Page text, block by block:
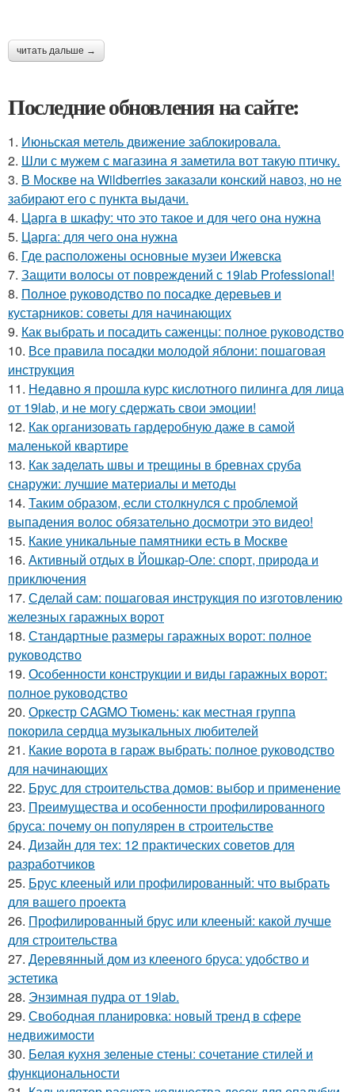
читать дальше →
Последние обновления на сайте:
1. Июньская метель движение заблокировала.
2. Шли с мужем с магазина я заметила вот такую птичку.
3. В Москве на Wildberries заказали конский навоз, но не
забирают его с пункта выдачи.
4. Царга в шкафу: что это такое и для чего она нужна
5. Царга: для чего она нужна
6. Где расположены основные музеи Ижевска
7. Защити волосы от повреждений с 19lab Professional!
8. Полное руководство по посадке деревьев и
кустарников: советы для начинающих
9. Как выбрать и посадить саженцы: полное руководство
10. Все правила посадки молодой яблони: пошаговая
инструкция
11. Недавно я прошла курс кислотного пилинга для лица
от 19lab, и не могу сдержать свои эмоции!
12. Как организовать гардеробную даже в самой
маленькой квартире
13. Как заделать швы и трещины в бревнах сруба
снаружи: лучшие материалы и методы
14. Таким образом, если столкнулся с проблемой
выпадения волос обязательно досмотри это видео!
15. Какие уникальные памятники есть в Москве
16. Активный отдых в Йошкар-Оле: спорт, природа и
приключения
17. Сделай сам: пошаговая инструкция по изготовлению
железных гаражных ворот
18. Стандартные размеры гаражных ворот: полное
руководство
19. Особенности конструкции и виды гаражных ворот:
полное руководство
20. Оркестр CAGMO Тюмень: как местная группа
покорила сердца музыкальных любителей
21. Какие ворота в гараж выбрать: полное руководство
для начинающих
22. Брус для строительства домов: выбор и применение
23. Преимущества и особенности профилированного
бруса: почему он популярен в строительстве
24. Дизайн для тех: 12 практических советов для
разработчиков
25. Брус клееный или профилированный: что выбрать
для вашего проекта
26. Профилированный брус или клееный: какой лучше
для строительства
27. Деревянный дом из клееного бруса: удобство и
эстетика
28. Энзимная пудра от 19lab.
29. Свободная планировка: новый тренд в сфере
недвижимости
30. Белая кухня зеленые стены: сочетание стилей и
функциональности